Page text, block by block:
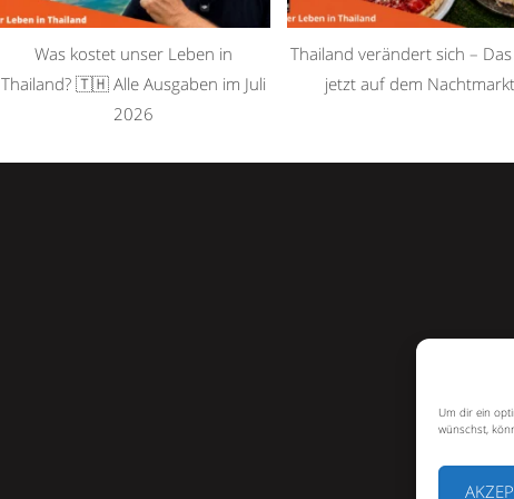
Um dir ein
wünschst,
Was kostet unser Leben in
Thailand? 🇹🇭 Alle Ausgaben im Juli
2026
Thailand verändert sich – Das
jetzt auf dem